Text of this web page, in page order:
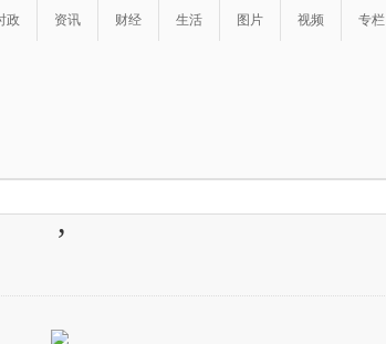
政 资讯 财经 生活 图片 视频 专栏
,